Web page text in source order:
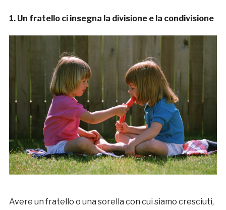
1. Un fratello ci insegna la divisione e la condivisione
Avere un fratello o una sorella con cui siamo cresciuti,